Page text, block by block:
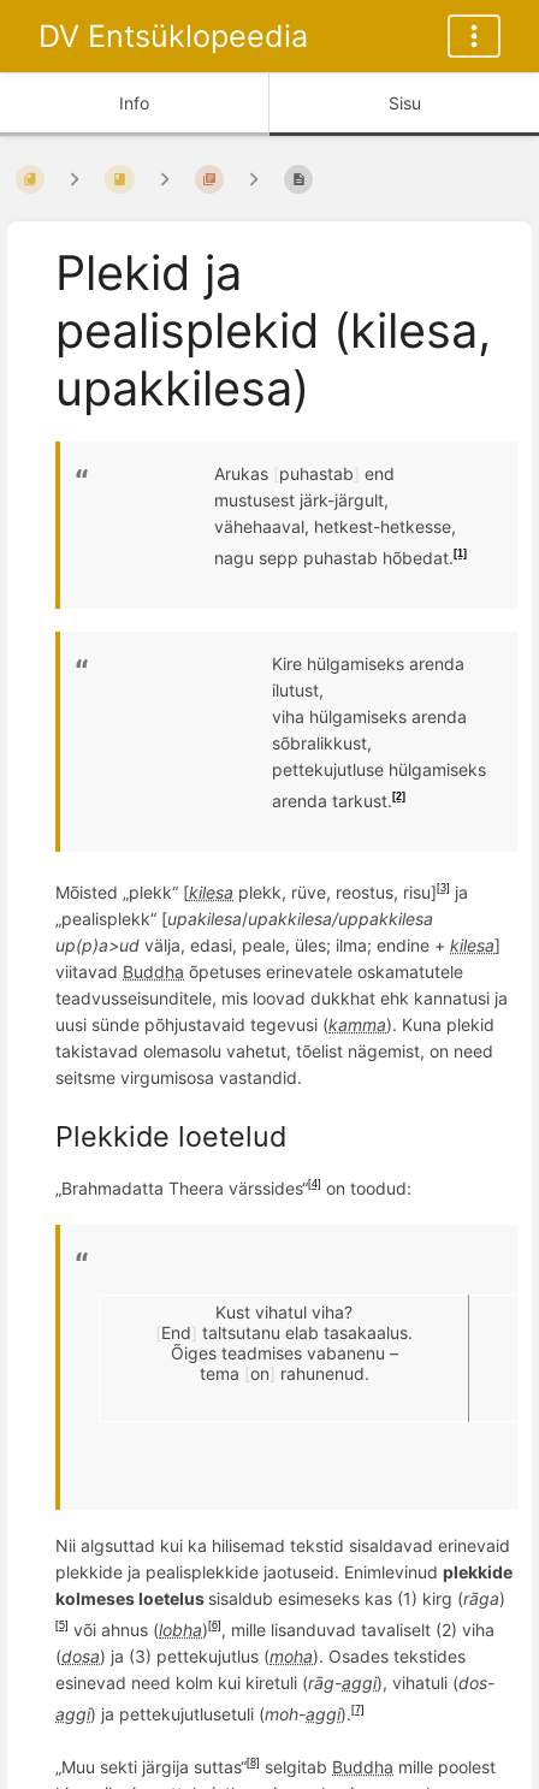
DV Entsüklopeedia
Info Sisu
Plekid ja
pealisplekid (kilesa,
upakkilesa)
Arukas puhastab end
mustusest järk-järgult,
vähehaaval, hetkest-hetkesse,
nagu sepp puhastab hõbedat. [1]
Kire hülgamiseks arenda
ilutust,
viha hülgamiseks arenda
sõbralikkust,
pettekujutluse hülgamiseks
arenda tarkust. [2]
Mõisted „plekk“ [kilesa plekk, rüve, reostus, risu] [3]
ja
„pealisplekk“ [upakilesa/upakkilesa/uppakkilesa
up(p)a>ud välja, edasi, peale, üles; ilma; endine + kilesa]
viitavad Buddha õpetuses erinevatele oskamatutele
teadvusseisunditele, mis loovad dukkhat ehk kannatusi ja
uusi sünde põhjustavaid tegevusi (kamma). Kuna plekid
takistavad olemasolu vahetut, tõelist nägemist, on need
seitsme virgumisosa vastandid.
Plekkide loetelud
„Brahmadatta Theera värssides“[4] on toodud:
Kust vihatul viha?
[End] taltsutanu elab tasakaalus.
Õiges teadmises vabanenu –
tema [on] rahunenud.
Nii algsuttad kui ka hilisemad tekstid sisaldavad erinevaid
plekkide ja pealisplekkide jaotuseid. Enimlevinud plekkide
kolmeses loetelus sisaldub esimeseks kas (1) kirg (rāga)
[5] või ahnus (lobha) [6] , mille lisanduvad tavaliselt (2) viha
(dosa) ja (3) pettekujutlus (moha). Osades tekstides
esinevad need kolm kui kiretuli (rāg-aggi), vihatuli (dos-
aggi) ja pettekujutlusetuli (moh-aggi). [7]
„Muu sekti järgija suttas“[8] selgitab Buddha mille poolest